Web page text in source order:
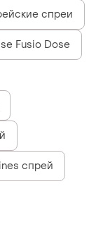
спреи
Fusio Dose
спрей